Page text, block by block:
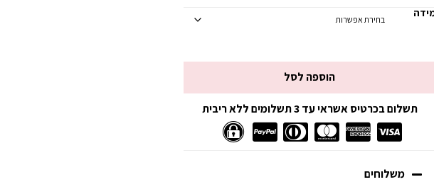
הוספה לסל
תשלום בכרטיס אשראי עד 3 תשלומים ללא ריבית
משלוחים